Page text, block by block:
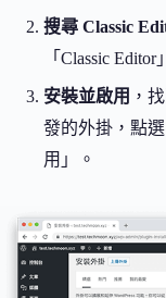
搜尋 Classic
「Classic Editor
安裝並啟用 ，
發的外掛，點
用」。